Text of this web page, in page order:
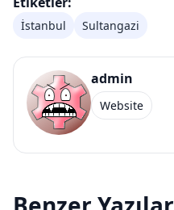
İstanbul Sultangazi
admin
Website